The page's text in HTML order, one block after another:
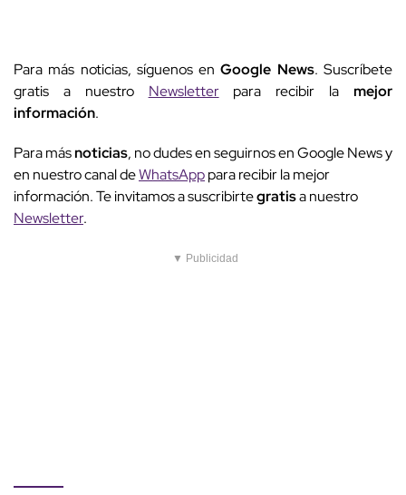
Para más noticias, síguenos enGoogle News. Suscríbete
gratis a nuestro Newsletterpara recibir lamejor
información.
Para másnoticias, no dudes en seguirnos en Google News y
en nuestro canal deWhatsApppara recibir la mejor
información. Te invitamos a suscribirtegratisa nuestro
Newsletter.
▼ Publicidad